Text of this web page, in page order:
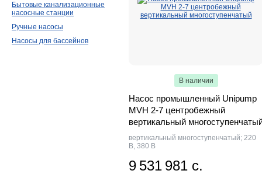
В наличии
Насос промышленный Unipump
MVH 2-7 центробежный
вертикальный
вертикальный многоступенчатый; 220
В, 380 В
9 531 981 с.
Бытовые канализационные
насосные станции
Ручные насосы
Насосы для бассейнов